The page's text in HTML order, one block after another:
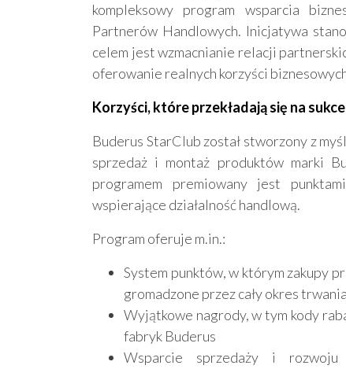
kompleksowy program wsparcia
Partnerów Handlowych. Inicjatywa
celem jest wzmacnianie relacji
oferowanie realnych korzyści
Korzyści, które przekładają się na
Buderus StarClub został stworzony z
sprzedaż i montaż produktów marki
programem premiowany jest
wspierające działalność handlową.
Program oferuje m.in.:
System punktów, w którym zakupy
gromadzone przez cały okres
Wyjątkowe nagrody, w tym kody
fabryk Buderus
Wsparcie sprzedaży i rozwoju